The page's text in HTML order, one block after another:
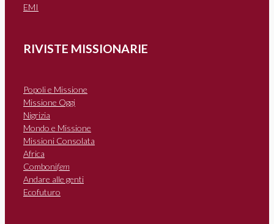
EMI
RIVISTE MISSIONARIE
Popoli e Missione
Missione Oggi
Nigrizia
Mondo e Missione
Missioni Consolata
Africa
Combonifem
Andare alle genti
Ecofuturo